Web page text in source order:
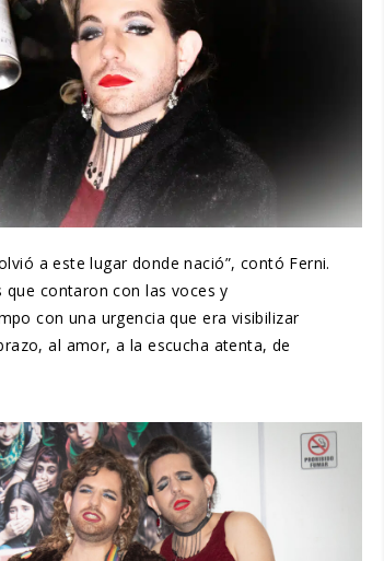
a este lugar donde nació”, contó Ferni.
contaron con las voces y
con una urgencia que era visibilizar
al amor, a la escucha atenta, de